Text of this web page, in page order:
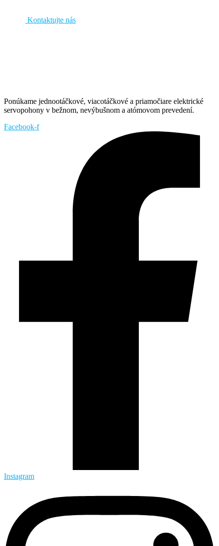
Kontaktujte nás
Ponúkame jednootáčkové, viacotáčkové a priamočiare elektrické
servopohony v bežnom, nevýbušnom a atómovom prevedení.
Facebook-f
Instagram